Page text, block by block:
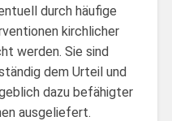
durch häufige
kirchlicher
werden. Sie sind
dem Urteil und
dazu befähigter
ausgeliefert.